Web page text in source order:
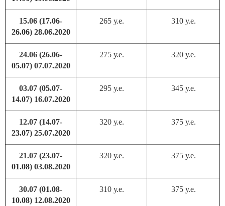
15.06 (17.06-
26.06) 28.06.2020
265 у.е. 310 у.е.
24.06 (26.06-
05.07) 07.07.2020
275 у.е. 320 у.е.
03.07 (05.07-
14.07) 16.07.2020
295 у.е. 345 у.е.
12.07 (14.07-
23.07) 25.07.2020
320 у.е. 375 у.е.
21.07 (23.07-
01.08) 03.08.2020
320 у.е. 375 у.е.
30.07 (01.08-
10.08) 12.08.2020
310 у.е. 375 у.е.